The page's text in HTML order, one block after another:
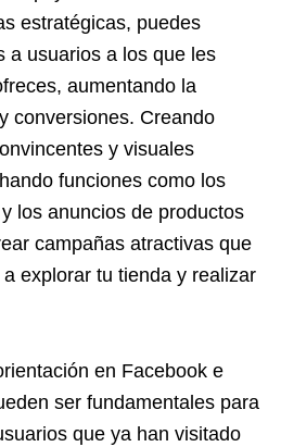
estratégicas, puedes
a usuarios a los que les
aumentando la
conversiones. Creando
y visuales
funciones como los
los anuncios de productos
campañas atractivas que
explorar tu tienda y realizar
en Facebook e
ser fundamentales para
que ya han visitado